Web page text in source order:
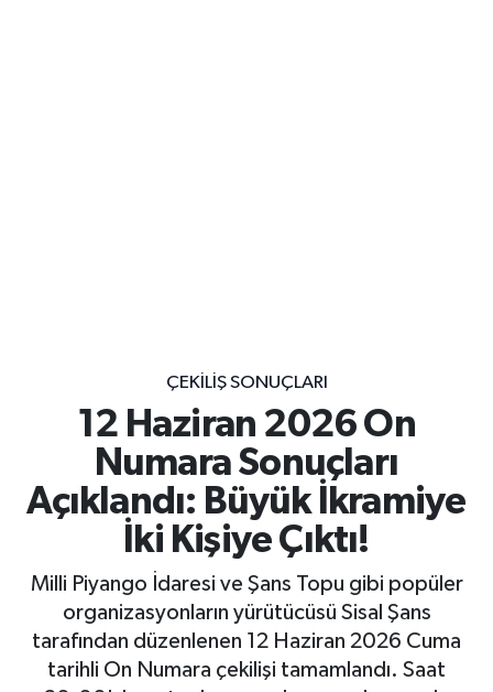
ÇEKILIŞ SONUÇLARI
12 Haziran 2026 On
Numara Sonuçları
Açıklandı: Büyük İkramiye
İki Kişiye Çıktı!
Milli Piyango İdaresi ve Şans Topu gibi popüler
organizasyonların yürütücüsü Sisal Şans
tarafından düzenlenen 12 Haziran 2026 Cuma
tarihli On Numara çekilişi tamamlandı. Saat